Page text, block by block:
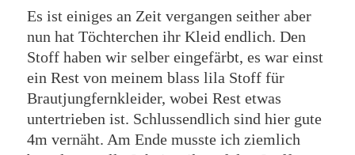
Es ist einiges an Zeit vergangen seither aber
nun hat Töchterchen ihr Kleid endlich. Den
Stoff haben wir selber eingefärbt, es war einst
ein Rest von meinem blass lila Stoff für
Brautjungfernkleider, wobei Rest etwas
untertrieben ist. Schlussendlich sind hier gute
4m vernäht. Am Ende musste ich ziemlich